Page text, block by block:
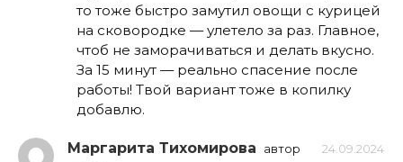
то тоже быстро замутил овощи с курицей
на сковородке — улетело за раз. Главное,
чтоб не заморачиваться и делать вкусно.
За 15 минут — реально спасение после
работы! Твой вариант тоже в копилку
добавлю.
Маргарита Тихомирова автор
24.09.2024